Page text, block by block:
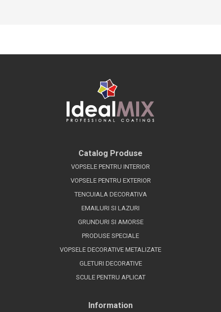
Catalog Produse
VOPSELE PENTRU INTERIOR
VOPSELE PENTRU EXTERIOR
TENCUIALA DECORATIVA
EMAILURI SI LAZURI
GRUNDURI SI AMORSE
PRODUSE SPECIALE
VOPSELE DECORATIVE METALIZATE
GLETURI DECORATIVE
SCULE PENTRU APLICAT
Information